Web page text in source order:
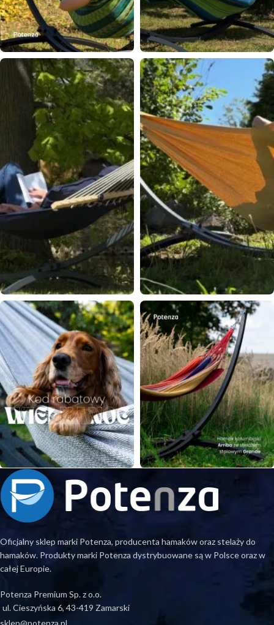
Oficjalny sklep marki Potenza, producenta hamaków oraz stelaży do
hamaków. Produkty marki Potenza dystrybuowane są w Polsce oraz w
całej Europie.
Potenza Premium Sp. z o.o.
ul. Cieszyńska 6, 43-419 Zamarski
sklep@potenza.pl